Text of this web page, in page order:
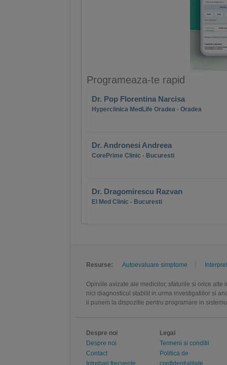
Programeaza-te rapid
Dr. Pop Florentina Narcisa
Hyperclinica MedLife Oradea - Oradea
Dr. Andronesi Andreea
CorePrime Clinic - Bucuresti
Dr. Dragomirescu Razvan
El Med Clinic - Bucuresti
Resurse: Autoevaluare simptome
Opiniile avizate ale medicilor, sfaturile si orice
nici diagnosticul stabilit in urma investigatiilor si
ii punem la dispozitie pentru programare in
Despre noi
Despre noi
Contact
Intrebari frecvente
Legal
Termeni si conditii
Politica de
confidentialitate